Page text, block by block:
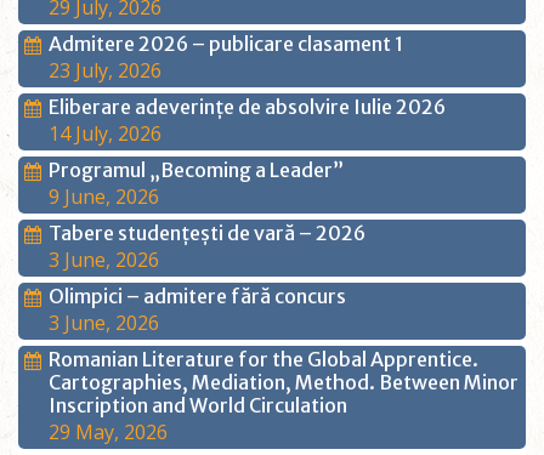
29 July, 2026
Admitere 2026 – publicare clasament 1
23 July, 2026
Eliberare adeverințe de absolvire Iulie 2026
14 July, 2026
Programul „Becoming a Leader”
9 June, 2026
Tabere studențești de vară – 2026
3 June, 2026
Olimpici – admitere fără concurs
3 June, 2026
Romanian Literature for the Global Apprentice.
Cartographies, Mediation, Method. Between Minor
Inscription and World Circulation
29 May, 2026